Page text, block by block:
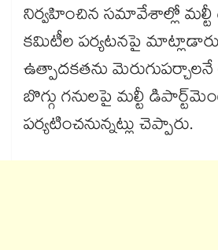
నిర్వహించిన సమావేశాల్లో
కమిటీల పర్యటనపై మాట్లాడారు.
ఉత్పాదకతను మెరుగుపర్చాలనే
బొగ్గు గనులపై మల్టీ
పర్యటించనున్నట్లు చెప్పారు.